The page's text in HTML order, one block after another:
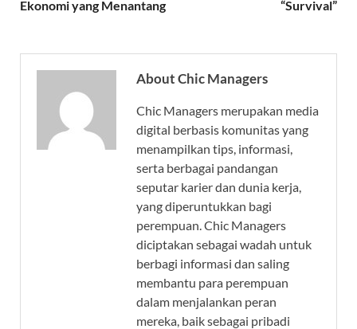
Ekonomi yang Menantang “Survival”
About Chic Managers
Chic Managers merupakan media
digital berbasis komunitas yang
menampilkan tips, informasi,
serta berbagai pandangan
seputar karier dan dunia kerja,
yang diperuntukkan bagi
perempuan. Chic Managers
diciptakan sebagai wadah untuk
berbagi informasi dan saling
membantu para perempuan
dalam menjalankan peran
mereka, baik sebagai pribadi